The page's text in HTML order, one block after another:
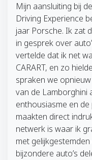
Mijn aansluiting bij
Driving Experience
jaar Porsche. Ik zat
in gesprek over
vertelde dat ik net
CARART, en zo
spraken we
van de Lamborghini
enthousiasme en
maakten direct
netwerk is waar ik
met
bijzondere auto’s